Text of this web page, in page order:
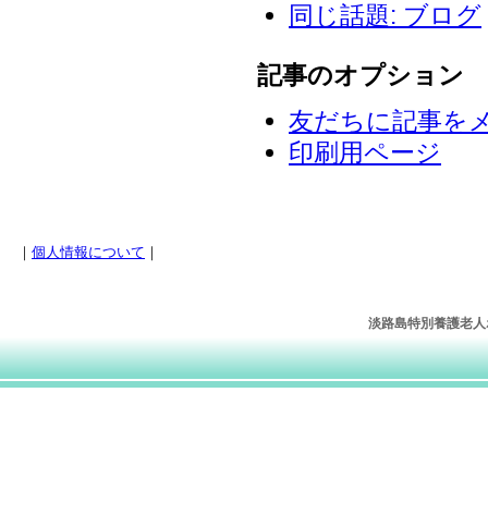
同じ話題: ブログ
記事のオプション
友だちに記事を
印刷用ページ
｜ 個人情報について ｜
淡路島特別養護老